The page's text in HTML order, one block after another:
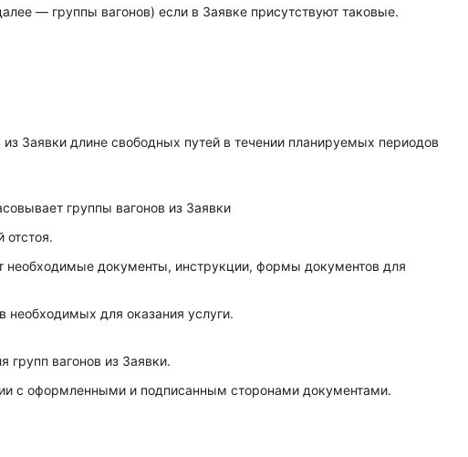
— группы вагонов) если в Заявке присутствуют таковые.
Заявки длине свободных путей в течении планируемых периодов
группы вагонов из Заявки
отстоя.
необходимые документы, инструкции, формы документов для
необходимых для оказания услуги.
вагонов из Заявки.
с оформленными и подписанным сторонами документами.